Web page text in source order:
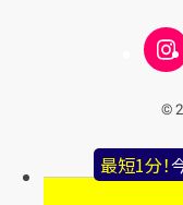
最短1分！
©